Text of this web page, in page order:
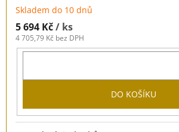
Skladem do 10 dnů
5 694 Kč/ ks
4 705,79 Kč bez DPH
DO KOŠÍKU